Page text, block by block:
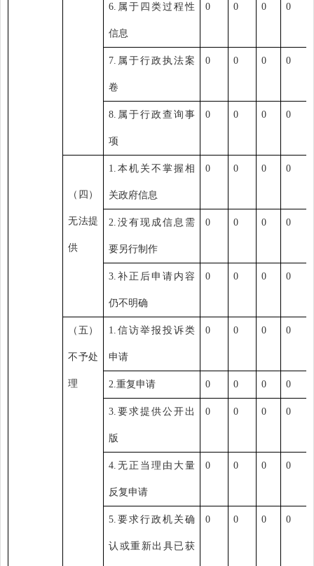
6. 属于四类过程性
信息
0 0 0 0
7. 属于行政执法案
卷
0 0 0 0
8. 属于行政查询事
项
0 0 0 0
（四）
无法提
供
1. 本机关不掌握相
关政府信息
0 0 0 0
2. 没有现成信息需
要另行制作
0 0 0 0
3. 补正后申请内容
仍不明确
0 0 0 0
（五）
不予处
理
1. 信访举报投诉类
申请
0 0 0 0
2.重复申请 0 0 0 0
3. 要求提供公开出
版
0 0 0 0
4. 无正当理由大量
反复申请
0 0 0 0
5. 要求行政机关确
认或重新出具已获
0 0 0 0